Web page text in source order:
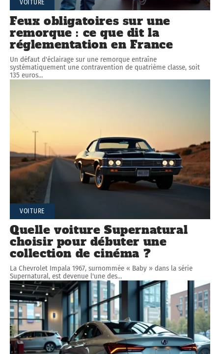
VOITURE
Feux obligatoires sur une
remorque : ce que dit la
réglementation en France
Un défaut d'éclairage sur une remorque entraîne
systématiquement une contravention de quatrième classe, soit
135 euros…
VOITURE
Quelle voiture Supernatural
choisir pour débuter une
collection de cinéma ?
La Chevrolet Impala 1967, surnommée « Baby » dans la série
Supernatural, est devenue l'une des…